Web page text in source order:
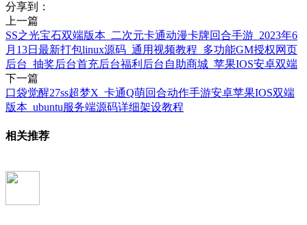
分享到：
上一篇
SS之光宝石双端版本_二次元卡通动漫卡牌回合手游_2023年6
月13日最新打包linux源码_通用视频教程_多功能GM授权网页
后台_抽奖后台首充后台福利后台自助商城_苹果IOS安卓双端
下一篇
口袋觉醒27ss超梦X_卡通Q萌回合动作手游安卓苹果IOS双端
版本_ubuntu服务端源码详细架设教程
相关推荐